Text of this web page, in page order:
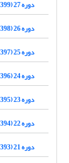
دوره 27 (1399)
دوره 26 (1398)
دوره 25 (1397)
دوره 24 (1396)
دوره 23 (1395)
دوره 22 (1394)
دوره 21 (1393)